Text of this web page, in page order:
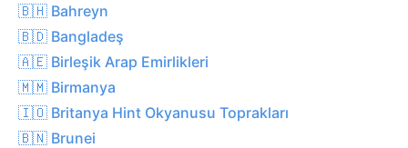
🇧🇭 Bahreyn
🇧🇩 Bangladeş
🇦🇪 Birleşik Arap Emirlikleri
🇲🇲 Birmanya
🇮🇴 Britanya Hint Okyanusu Toprakları
🇧🇳 Brunei